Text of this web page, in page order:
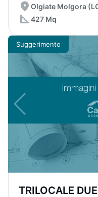
Olgiate Molgora
427 Mq
Suggerimento
TRILOCALE